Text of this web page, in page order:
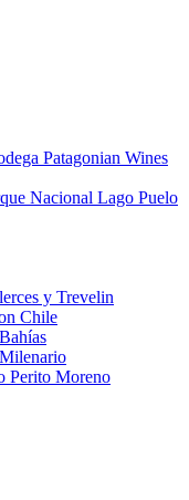
Patagonian Wines
Nacional Lago Puelo
y Trevelin
Chile
Perito Moreno